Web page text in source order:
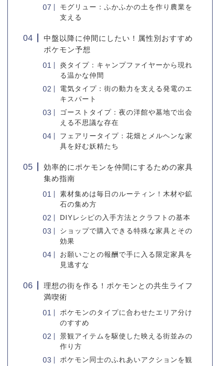
モグリュー：ふかふかの土を作り農業を
支える
中盤以降に仲間にしたい！属性別おすすめ
ポケモン予想
炎タイプ：キャンプファイヤーから現れ
る温かな仲間
電気タイプ：街の動力を支える発電のエ
キスパート
ゴーストタイプ：夜の洋館や墓地で出会
える不思議な存在
フェアリータイプ：花畑とメルヘンな家
具を好む妖精たち
効率的にポケモンを仲間にするための家具
集め指南
素材集めは毎日のルーティン！木材や鉱
石の集め方
DIYレシピの入手方法とクラフトの基本
ショップで購入できる特殊な家具とその
効果
お願いごとの報酬で手に入る限定家具を
見逃すな
理想の街を作る！ポケモンとの共生ライフ
満喫術
ポケモンのタイプに合わせたエリア分け
のすすめ
景観アイテムを駆使した映える街並みの
作り方
ポケモン同士のふれあいアクションを観